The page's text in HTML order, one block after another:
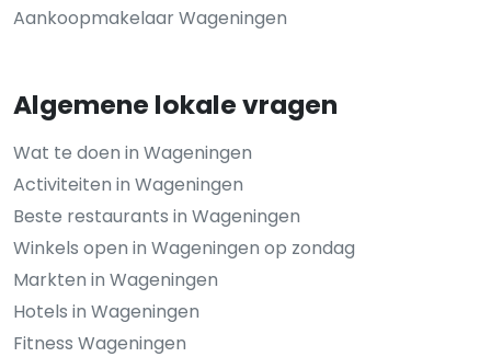
Aankoopmakelaar Wageningen
Algemene lokale vragen
Wat te doen in Wageningen
Activiteiten in Wageningen
Beste restaurants in Wageningen
Winkels open in Wageningen op zondag
Markten in Wageningen
Hotels in Wageningen
Fitness Wageningen